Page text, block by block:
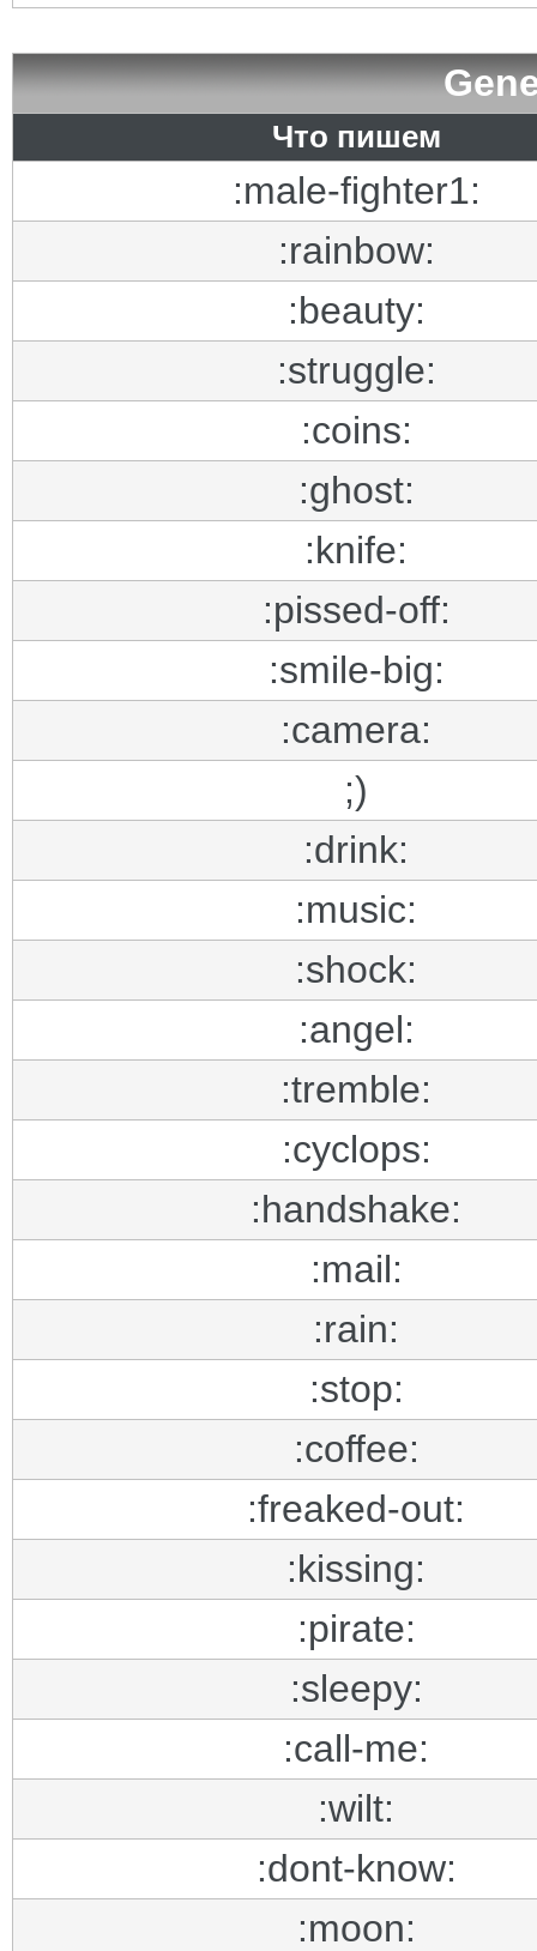
Что пишем
:male-fighter1:
:rainbow:
:beauty:
:struggle:
:coins:
:ghost:
:knife:
:pissed-off:
:smile-big:
:camera:
;)
:drink:
:music:
:shock:
:angel:
:tremble:
:cyclops:
:handshake:
:mail:
:rain:
:stop:
:coffee:
:freaked-out:
:kissing:
:pirate:
:sleepy:
:call-me:
:wilt:
:dont-know:
:moon: